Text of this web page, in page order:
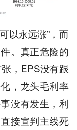
以永远涨”，而
。真正危险的
，EPS没有跟
，龙头毛利率
没有发生，利
接宣判主线死